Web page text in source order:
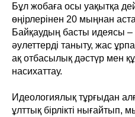
Бұл жобаға осы уақытқа
өңірлерінен 20 мыңнан
Байқаудың басты идеясы –
әулеттерді таныту, жас
ақ отбасылық дәстүр мен
насихаттау.
Идеологиялық тұрғыдан
ұлттық бірлікті нығайтып,